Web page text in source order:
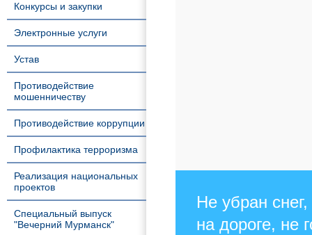
Конкурсы и закупки
Электронные услуги
Устав
Противодействие
мошенничеству
Противодействие коррупции
Профилактика терроризма
Реализация национальных
проектов
Специальный выпуск
"Вечерний Мурманск"
Не убран
на дороге, не